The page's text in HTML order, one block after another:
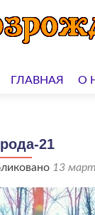
кГЛАВНАЯ О
21
13